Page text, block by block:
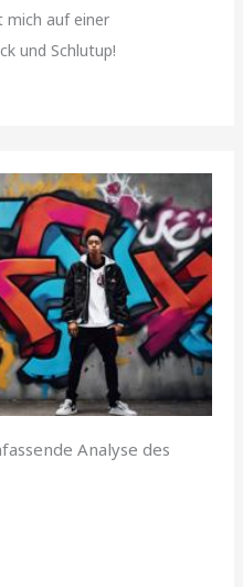
mich auf einer
und Schlutup!
Analyse des